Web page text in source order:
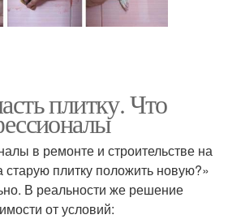
плитку. Что
в ремонте и строительстве на
плитку положить новую?»
В реальности же решение
от условий: